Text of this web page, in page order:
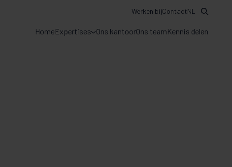
HomeExpertises Ons kantoorOns teamKennis delen
Werken bijContactNL